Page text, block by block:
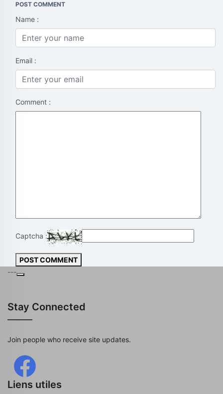
POST COMMENT
Name :
Email :
Comment :
Captcha :
POST COMMENT
---
Stay Connected
Join people who receive site updates.
Liens utiles